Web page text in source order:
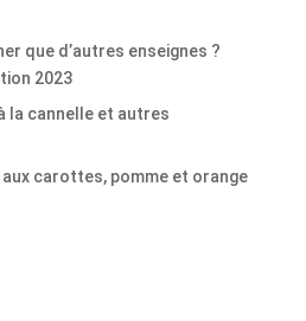
que d’autres enseignes ?
2023
la cannelle et autres
carottes, pomme et orange